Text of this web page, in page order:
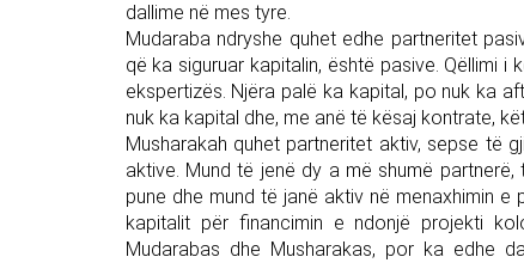
dallime në mes tyre.
Mudaraba ndryshe quhet edhe partneritet
që ka siguruar kapitalin, është pasive. Qëllimi
ekspertizës. Njëra palë ka kapital, po nuk ka
nuk ka kapital dhe, me anë të kësaj kontrate,
Musharakah quhet partneritet aktiv, sepse të
aktive. Mund të jenë dy a më shumë
pune dhe mund të janë aktiv në menaxhimin
kapitalit për financimin e ndonjë projekti
Mudarabas dhe Musharakas, por ka edhe